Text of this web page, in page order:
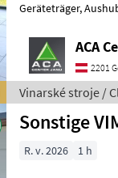
Geräteträger, Aushub hydraulisch Links und Rechts, Arbeitsbreite
ACA
2201
Vinarské stroje /
Sonstige
R. v. 2026 1 h